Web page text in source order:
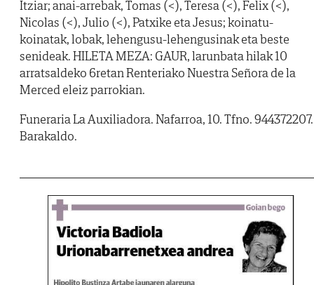
Itziar; anai-arrebak, Tomas (<), Teresa (<), Felix (<),
Nicolas (<), Julio (<), Patxike eta Jesus; koinatu-
koinatak, lobak, lehengusu-lehengusinak eta beste
senideak. HILETA MEZA: GAUR, larunbata hilak 10
arratsaldeko 6retan Renteriako Nuestra Señora de la
Merced eleiz parrokian.
Funeraria La Auxiliadora. Nafarroa, 10. Tfno. 944372207.
Barakaldo.